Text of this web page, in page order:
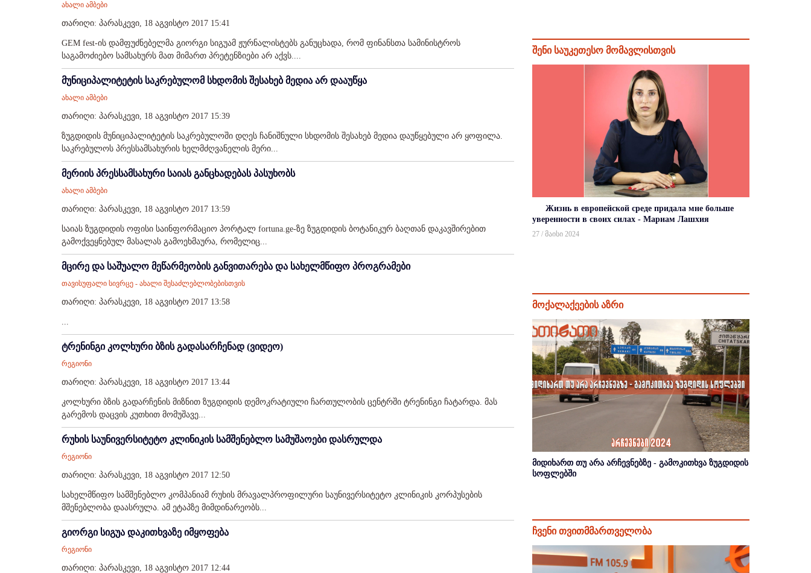
ახალი ამბები
თარიღი: პარასკევი, 18 აგვისტო 2017 15:41
GEM fest-ის დამფუძნებელმა გიორგი სიგუამ ჟურნალისტებს განუცხადა, რომ ფინანსთა სამინისტროს
საგამოძიებო სამსახურს მათ მიმართ პრეტენზიები არ აქვს....
მუნიციპალიტეტის საკრებულომ სხდომის შესახებ მედია არ დააუწყა
ახალი ამბები
თარიღი: პარასკევი, 18 აგვისტო 2017 15:39
ზუგდიდის მუნიციპალიტეტის საკრებულოში დღეს ჩანიშნული სხდომის შესახებ მედია დაუწყებული არ ყოფილა.
საკრებულოს პრესსამსახურის ხელმძღვანელის მერი...
მერიის პრესსამსახური საიას განცხადებას პასუხობს
ახალი ამბები
თარიღი: პარასკევი, 18 აგვისტო 2017 13:59
საიას ზუგდიდის ოფისი საინფორმაციო პორტალ fortuna.ge-ზე ზუგდიდის ბოტანიკურ ბაღთან დაკავშირებით
გამოქვეყნებულ მასალას გამოეხმაურა, რომელიც...
მცირე და საშუალო მეწარმეობის განვითარება და სახელმწიფო პროგრამები
თავისუფალი სივრცე - ახალი შესაძლებლობებისთვის
თარიღი: პარასკევი, 18 აგვისტო 2017 13:58
...
ტრენინგი კოლხური ბზის გადასარჩენად (ვიდეო)
რეგიონი
თარიღი: პარასკევი, 18 აგვისტო 2017 13:44
კოლხური ბზის გადარჩენის მიზნით ზუგდიდის დემოკრატიული ჩართულობის ცენტრში ტრენინგი ჩატარდა. მას
გარემოს დაცვის კუთხით მომუშავე...
რუხის საუნივერსიტეტო კლინიკის სამშენებლო სამუშაოები დასრულდა
რეგიონი
თარიღი: პარასკევი, 18 აგვისტო 2017 12:50
სახელმწიფო სამშენებლო კომპანიამ რუხის მრავალპროფილური საუნივერსიტეტო კლინიკის კორპუსების
მშენებლობა დაასრულა. ამ ეტაპზე მიმდინარეობს...
გიორგი სიგუა დაკითხვაზე იმყოფება
რეგიონი
თარიღი: პარასკევი, 18 აგვისტო 2017 12:44
შენი საუკეთესო მომავლისთვის
Жизнь в европейской среде придала мне больше
уверенности в своих силах - Мариам Лашхия
27 / მაისი 2024
მოქალაქეების აზრი
მიდიხართ თუ არა არჩევნებზე - გამოკითხვა ზუგდიდის
სოფლებში
ჩვენი თვითმმართველობა